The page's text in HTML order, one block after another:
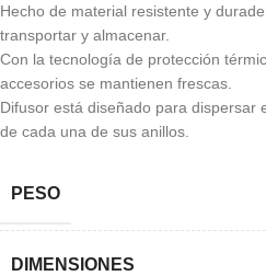
Hecho de material resistente y
transportar y almacenar.
Con la tecnología de protección
accesorios se mantienen frescas.
Difusor está diseñado para dispersar
de cada una de sus anillos.
PESO
DIMENSIONES